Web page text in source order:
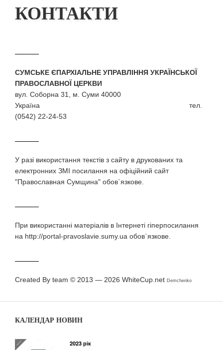
КОНТАКТИ
СУМСЬКЕ ЄПАРХІАЛЬНЕ УПРАВЛІННЯ УКРАЇНСЬКОЇ
ПРАВОСЛАВНОЇ ЦЕРКВИ
вул. Соборна 31, м. Суми 40000
Україна тел.
(0542) 22-24-53
У разi використання текстiв з сайту в друкованих та
електронних ЗМI посилання на офіційний сайт
"Православная Сумщина" обов`язкове.
При використаннi матерiалiв в Iнтернетi гiперпосилання
на http://portal-pravoslavie.sumy.ua обов`язкове.
Created By team © 2013 — 2026 WhiteCup.net Demchenko
КАЛЕНДАР НОВИН
2023 рік